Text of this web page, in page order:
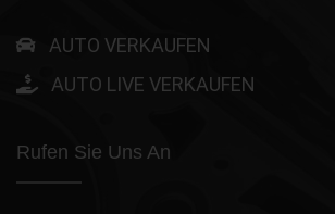
AUTO VERKAUFEN
AUTO LIVE VERKAUFEN
Rufen Sie Uns An